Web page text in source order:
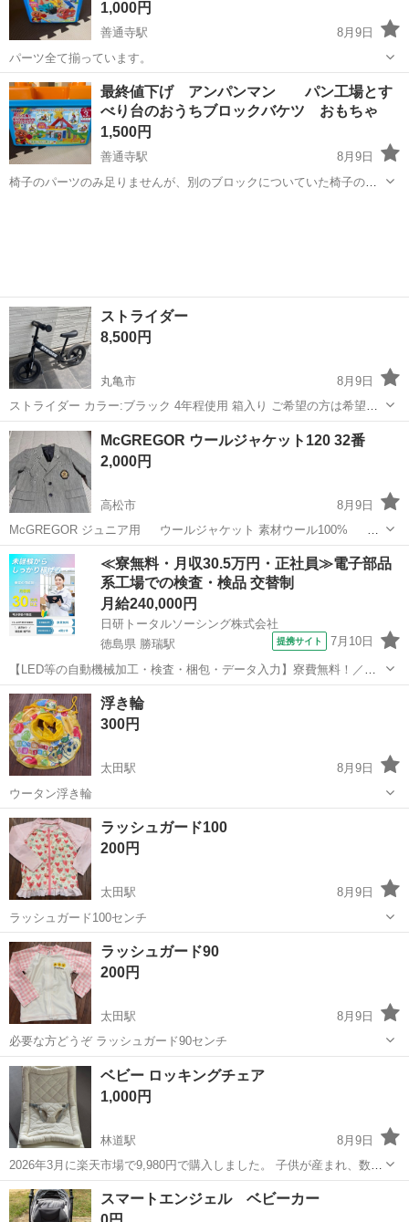
1,000円
善通寺駅
8月9日
パーツ全て揃っています。
香川 丸亀市 善通寺駅
最終値下げ アンパンマン パン工場とす
べり台のおうちブロックバケツ おもちゃ
1,500円
善通寺駅
8月9日
椅子のパーツのみ足りませんが、別のブロックについていた椅子のパ
ストライダー
8,500円
丸亀市
8月9日
ストライダー カラー:ブラック 4年程使用 箱入り ご希望の方は希望日
時を記載の上、 メッセージください。 取りにきていただける方のみお
願いします。 ただ今断捨離中！ ベビー用品、キッズ用品出品中。
2026年の間のみ出品！
香川 丸亀市
McGREGOR ウールジャケット120 32番
2,000円
高松市
8月9日
McGREGOR ジュニア用 ウールジャケット 素材ウール100% サ
イズ120 着丈48身幅39 袖丈39 かなり美品です。
香川 高松市 キッズ用品 かなり
≪寮無料・月収30.5万円・正社員≫電子部品
系工場での検査・検品 交替制
月給240,000円
日研トータルソーシング株式会社
徳島県 勝瑞駅
提携サイト 7月10日
【LED等の自動機械加工・検査・梱包・データ入力】寮費無料！／年
間休日は130日以上／未経験OK！ お仕事について スマートフォンやパ
ソコン、車などに使われるLED等の電子部品の製造とそれに付帯する
作業になります。①部品を...
徳島 鳴門市 勝瑞駅
浮き輪
300円
太田駅
8月9日
ウータン浮き輪
香川 高松市 ベビー用品
ラッシュガード100
200円
太田駅
8月9日
ラッシュガード100センチ
香川 高松市 キッズ用品
ラッシュガード90
200円
太田駅
8月9日
必要な方どうぞ ラッシュガード90センチ
香川 高松市 太田駅 キッズ用品
ベビー ロッキングチェア
1,000円
林道駅
8月9日
2026年3月に楽天市場で9,980円で購入しました。 子供が産まれ、数回
お風呂上がりなどの一時置きに使用しました。 目立った汚れなどはな
く美品です！ クッションは取り外しできるので、洗濯可能です。プラ
香川 高松市 林道駅
スマートエンジェル ベビーカー